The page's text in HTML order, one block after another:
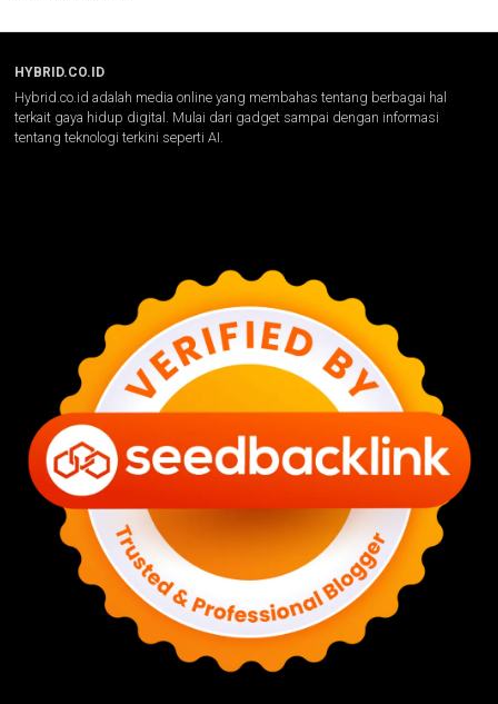
HYBRID.CO.ID
Hybrid.co.id adalah media online yang membahas tentang berbagai hal
terkait gaya hidup digital. Mulai dari gadget sampai dengan informasi
tentang teknologi terkini seperti AI.